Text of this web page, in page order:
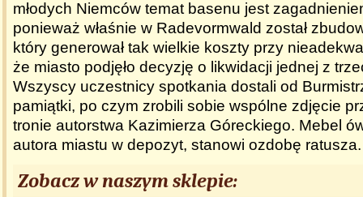
młodych Niemców temat basenu jest
ponieważ właśnie w Radevormwald został
który generował tak wielkie koszty przy
że miasto podjęło decyzję o likwidacji jednej z
Wszyscy uczestnicy spotkania dostali od
pamiątki, po czym zrobili sobie wspólne zdjęcie
tronie autorstwa Kazimierza Góreckiego. Mebel
autora miastu w depozyt, stanowi ozdobę ratusza.
Zobacz w naszym sklepie: